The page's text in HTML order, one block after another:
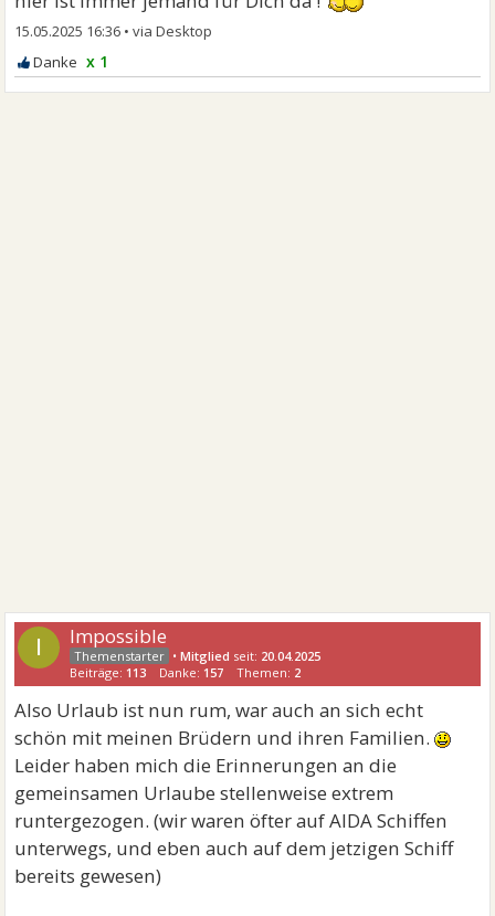
15.05.2025 16:36 •
x 1
I Impossible
•Mitglied seit: 20.04.2025
Beiträge: 113 Danke: 157 Themen: 2
Also Urlaub ist nun rum, war auch an sich echt
schön mit meinen Brüdern und ihren Familien.
Leider haben mich die Erinnerungen an die
gemeinsamen Urlaube stellenweise extrem
runtergezogen. (wir waren öfter auf AIDA Schiffen
unterwegs, und eben auch auf dem jetzigen Schiff
bereits gewesen)